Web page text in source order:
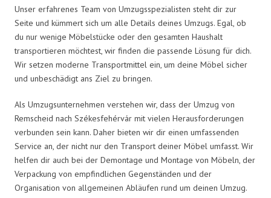
Unser erfahrenes Team von Umzugsspezialisten steht dir zur
Seite und kümmert sich um alle Details deines Umzugs. Egal, ob
du nur wenige Möbelstücke oder den gesamten Haushalt
transportieren möchtest, wir finden die passende Lösung für dich.
Wir setzen moderne Transportmittel ein, um deine Möbel sicher
und unbeschädigt ans Ziel zu bringen.
Als Umzugsunternehmen verstehen wir, dass der Umzug von
Remscheid nach Székesfehérvár mit vielen Herausforderungen
verbunden sein kann. Daher bieten wir dir einen umfassenden
Service an, der nicht nur den Transport deiner Möbel umfasst. Wir
helfen dir auch bei der Demontage und Montage von Möbeln, der
Verpackung von empfindlichen Gegenständen und der
Organisation von allgemeinen Abläufen rund um deinen Umzug.